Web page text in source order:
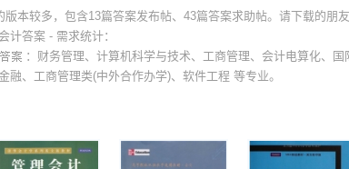
版本较多，包含13篇答案发布帖、43篇答案求助帖。请下载的朋
计答案 - 需求统计：
：财务管理、计算机科学与技术、工商管理、会计电算化、
融、工商管理类(中外合作办学)、软件工程 等专业。
、铜陵学院、北京师范大学珠海分校、中山大学、井冈山大学、